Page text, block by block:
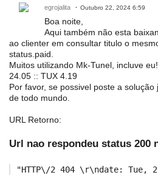
egrojalita Outubro 22, 2024 6:59
Boa noite,
Aqui também não esta
ao clienter em consultar titulo o
status.paid.
Muitos utilizando Mk-Tunel, incluve
24.05 :: TUX 4.19
Por favor, se possivel poste a
de todo mundo.
URL Retorno:
Url nao respondeu status 200
"HTTP\/2 404 \r\ndate: Tue,